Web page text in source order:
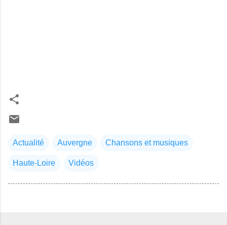
Actualité Auvergne Chansons et musiques
Haute-Loire Vidéos